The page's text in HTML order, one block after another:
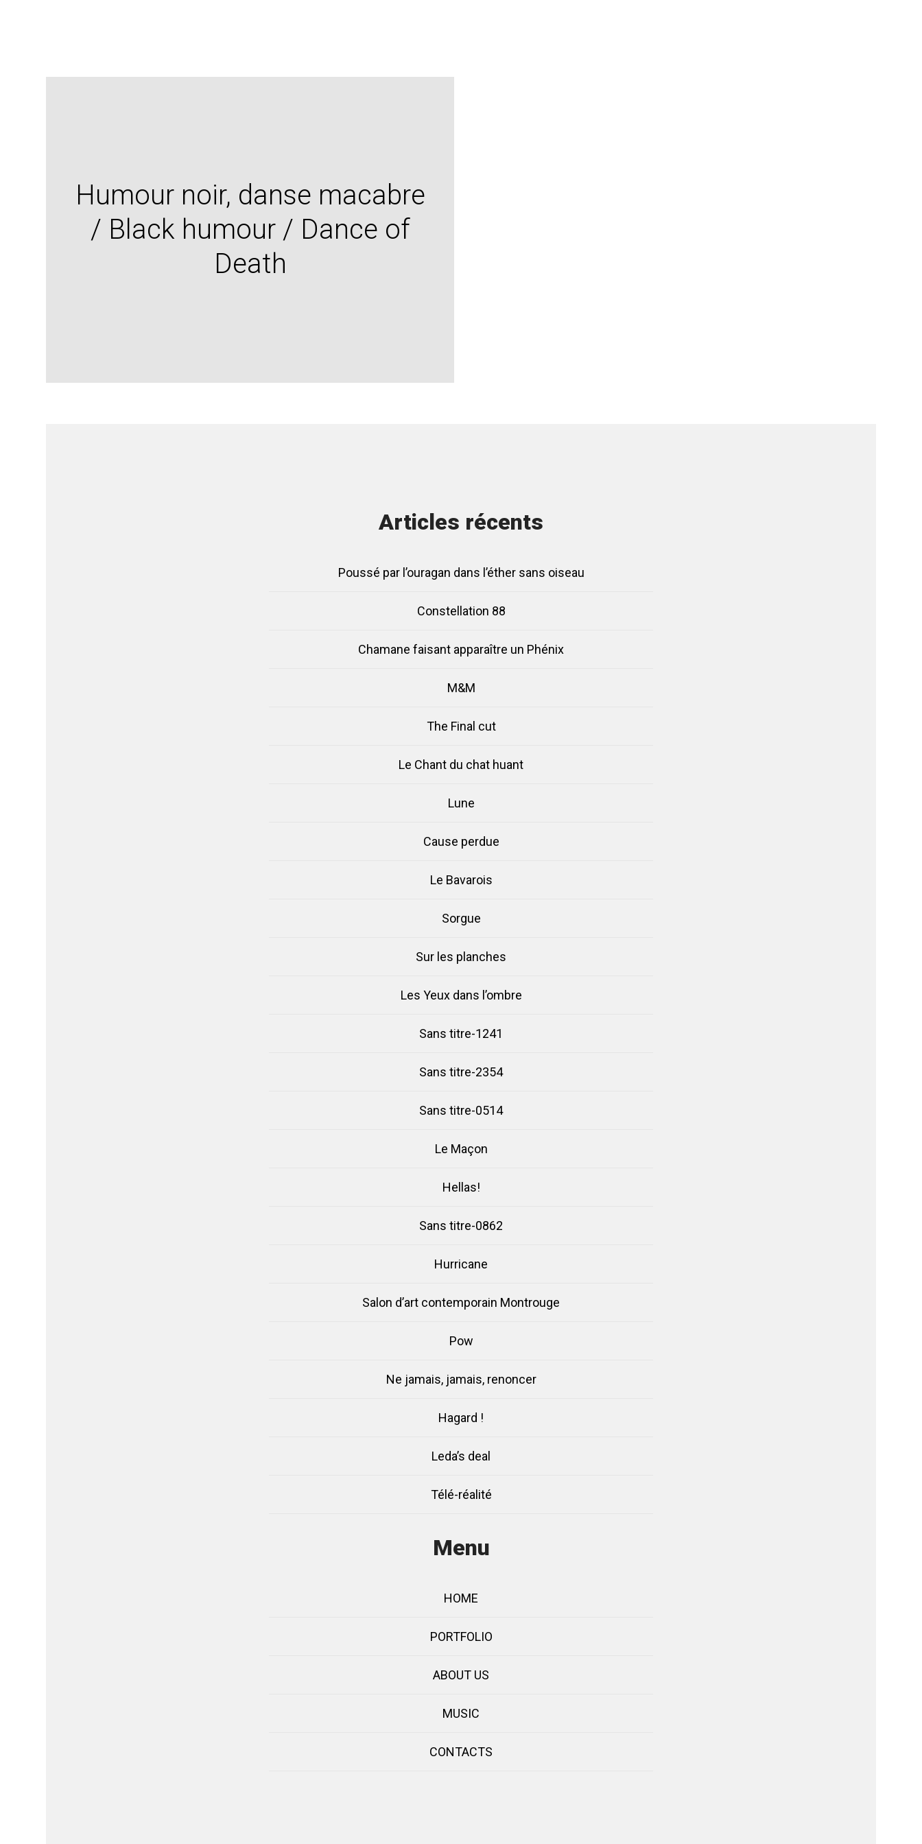
Humour noir, danse macabre
/ Black humour / Dance of
Death
Articles récents
Poussé par l’ouragan dans l’éther sans oiseau
Constellation 88
Chamane faisant apparaître un Phénix
M&M
The Final cut
Le Chant du chat huant
Lune
Cause perdue
Le Bavarois
Sorgue
Sur les planches
Les Yeux dans l’ombre
Sans titre-1241
Sans titre-2354
Sans titre-0514
Le Maçon
Hellas!
Sans titre-0862
Hurricane
Salon d’art contemporain Montrouge
Pow
Ne jamais, jamais, renoncer
Hagard !
Leda’s deal
Télé-réalité
Menu
HOME
PORTFOLIO
ABOUT US
MUSIC
CONTACTS